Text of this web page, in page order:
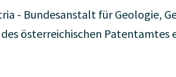
- Bundesanstalt für Geologie,
österreichischen